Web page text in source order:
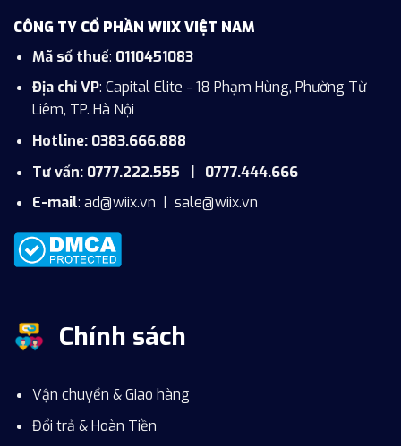
CÔNG TY CỔ PHẦN WIIX VIỆT NAM
Mã số thuế: 0110451083
Địa chỉ VP: Capital Elite - 18 Phạm Hùng, Phường Từ
Liêm, TP. Hà Nội
Hotline: 0383.666.888
Tư vấn: 0777.222.555 | 0777.444.666
E-mail: ad@wiix.vn sale@wiix.vn
Chính sách
Vận chuyển & Giao hàng
Đổi trả & Hoàn Tiền